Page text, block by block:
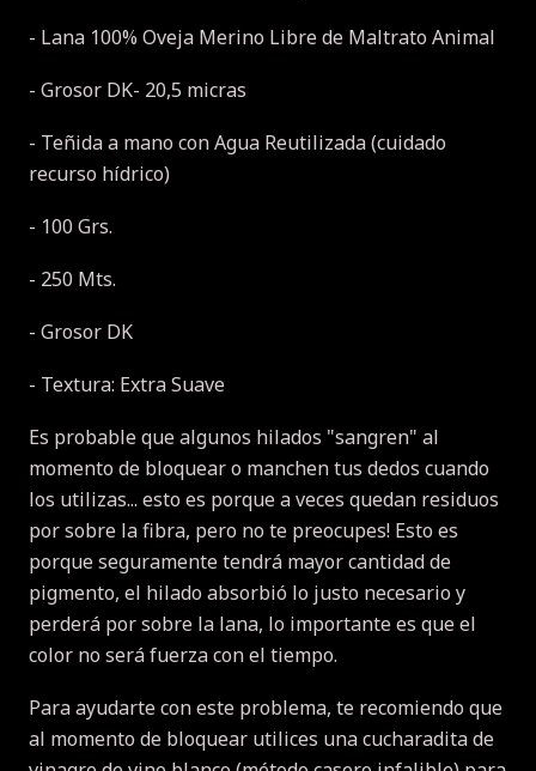
- Lana 100% Oveja Merino Libre de Maltrato Animal
- Grosor DK- 20,5 micras
- Teñida a mano con Agua Reutilizada (cuidado
recurso hídrico)
- 100 Grs.
- 250 Mts.
- Grosor DK
- Textura: Extra Suave
Es probable que algunos hilados "sangren" al
momento de bloquear o manchen tus dedos cuando
los utilizas... esto es porque a veces quedan residuos
por sobre la fibra, pero no te preocupes! Esto es
porque seguramente tendrá mayor cantidad de
pigmento, el hilado absorbió lo justo necesario y
perderá por sobre la lana, lo importante es que el
color no será fuerza con el tiempo.
Para ayudarte con este problema, te recomiendo que
al momento de bloquear utilices una cucharadita de